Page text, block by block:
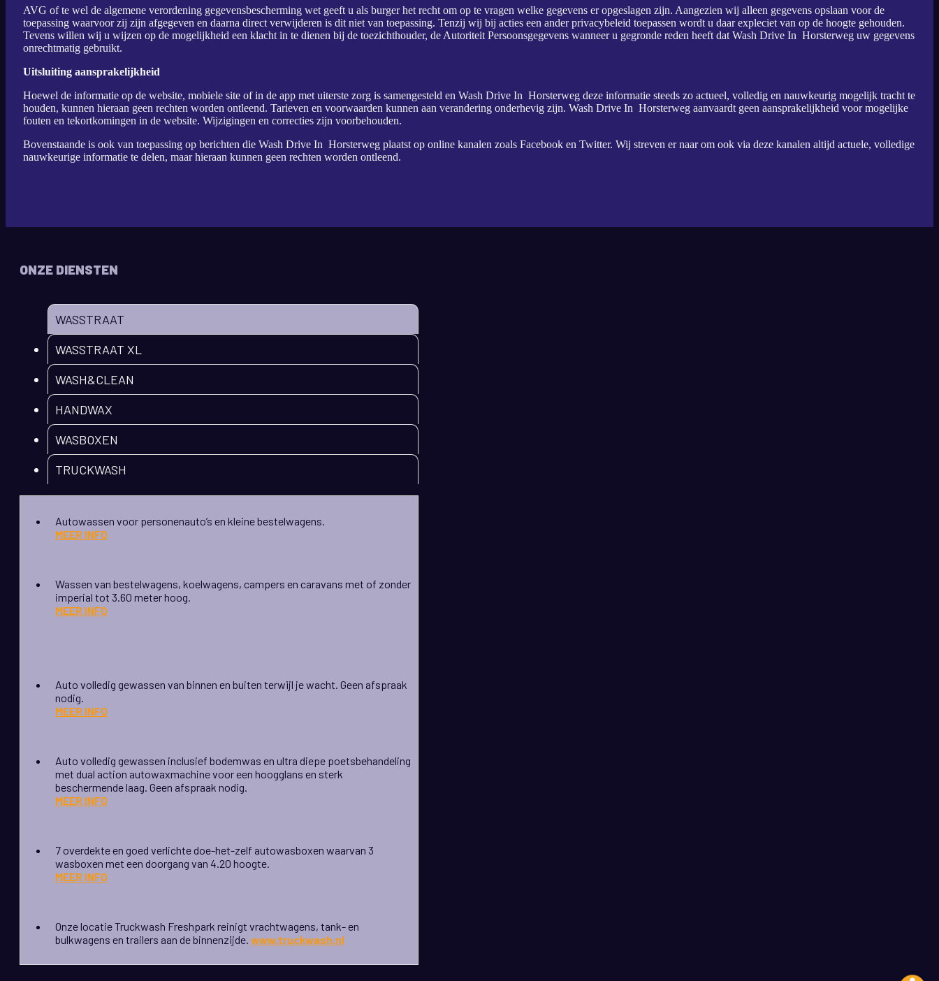
AVG of te wel de algemene verordening gegevensbescherming wet geeft u als burger het recht om op te vragen welke gegevens er opgeslagen zijn. Aangezien wij alleen gegevens opslaan voor de
toepassing waarvoor zij zijn afgegeven en daarna direct verwijderen is dit niet van toepassing. Tenzij wij bij acties een ander privacybeleid toepassen wordt u daar expleciet van op de hoogte gehouden.
Tevens willen wij u wijzen op de mogelijkheid een klacht in te dienen bij de toezichthouder, de Autoriteit Persoonsgegevens wanneer u gegronde reden heeft dat Wash Drive In Horsterweg uw gegevens
onrechtmatig gebruikt.
Uitsluiting aansprakelijkheid
Hoewel de informatie op de website, mobiele site of in de app met uiterste zorg is samengesteld en Wash Drive In Horsterweg deze informatie steeds zo actueel, volledig en nauwkeurig mogelijk tracht te
houden, kunnen hieraan geen rechten worden ontleend. Tarieven en voorwaarden kunnen aan verandering onderhevig zijn. Wash Drive In Horsterweg aanvaardt geen aansprakelijkheid voor mogelijke
fouten en tekortkomingen in de website. Wijzigingen en correcties zijn voorbehouden.
Bovenstaande is ook van toepassing op berichten die Wash Drive In Horsterweg plaatst op online kanalen zoals Facebook en Twitter. Wij streven er naar om ook via deze kanalen altijd actuele, volledige
nauwkeurige informatie te delen, maar hieraan kunnen geen rechten worden ontleend.
ONZE DIENSTEN
WASSTRAAT
WASSTRAAT XL
WASH&CLEAN
HANDWAX
WASBOXEN
TRUCKWASH
Autowassen voor personenauto’s en kleine bestelwagens.
MEER INFO
Wassen van bestelwagens, koelwagens, campers en caravans met of zonder
imperial tot 3.60 meter hoog.
MEER INFO
Auto volledig gewassen van binnen en buiten terwijl je wacht. Geen afspraak
nodig.
MEER INFO
Auto volledig gewassen inclusief bodemwas en ultra diepe poetsbehandeling
met dual action autowaxmachine voor een hoogglans en sterk
beschermende laag. Geen afspraak nodig.
MEER INFO
7 overdekte en goed verlichte doe-het-zelf autowasboxen waarvan 3
wasboxen met een doorgang van 4.20 hoogte.
MEER INFO
Onze locatie Truckwash Freshpark reinigt vrachtwagens, tank- en
bulkwagens en trailers aan de binnenzijde. www.truckwash.nl